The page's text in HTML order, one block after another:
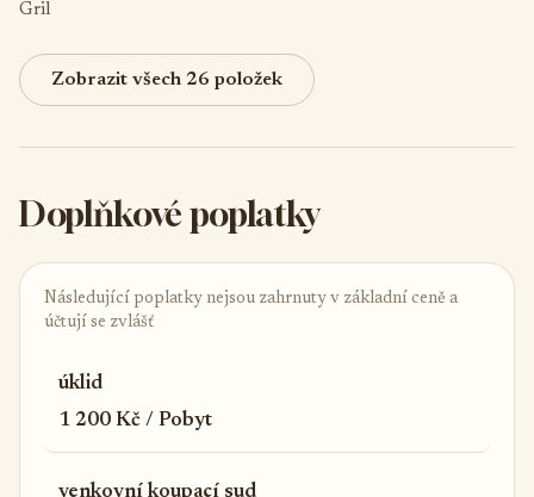
Gril
Zobrazit všech 26 položek
Doplňkové poplatky
Následující poplatky nejsou zahrnuty v základní ceně a
účtují se zvlášť
úklid
1 200 Kč / Pobyt
venkovní koupací sud